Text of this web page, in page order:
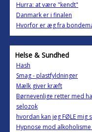
Hurra: at være "kendt"
Danmark er i finalen
Hvorfor er æg fra
Helse & Sundhed
Hash
Smag - plastfyldninger
Mælk giver kræft
Børnevenlige retter med
selozok
hvordan kan jeg FØLE mig
Hypnose mod